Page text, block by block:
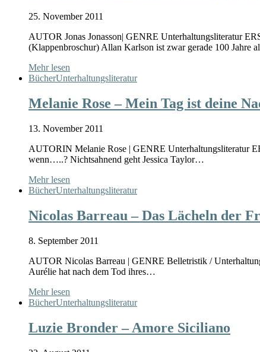
25. November 2011
AUTOR Jonas Jonasson| GENRE Unterhaltungsliteratur
(Klappenbroschur) Allan Karlson ist zwar gerade 100 Jahre
Mehr lesen
BücherUnterhaltungsliteratur
Melanie Rose – Mein Tag ist deine
13. November 2011
AUTORIN Melanie Rose | GENRE
wenn…..? Nichtsahnend geht Jessica Taylor…
Mehr lesen
BücherUnterhaltungsliteratur
Nicolas Barreau – Das Lächeln der
8. September 2011
AUTOR Nicolas Barreau | GENRE Belletristik /
Aurélie hat nach dem Tod ihres…
Mehr lesen
BücherUnterhaltungsliteratur
Luzie Bronder – Amore Siciliano